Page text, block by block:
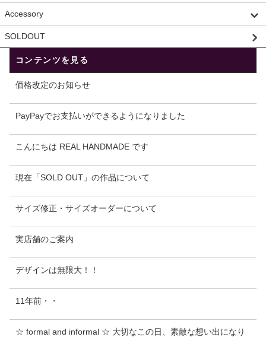
Accessory
SOLDOUT
コンテンツを見る
価格改定のお知らせ
PayPayでお支払いができるようになりました
こんにちは REAL HANDMADE です
現在「SOLD OUT」の作品について
サイズ修正・サイズオーダーについて
実店舗のご案内
デザインは無限大！！
11年前・・
☆ formal and informal ☆ 大切なこの日、素敵な想い出になり